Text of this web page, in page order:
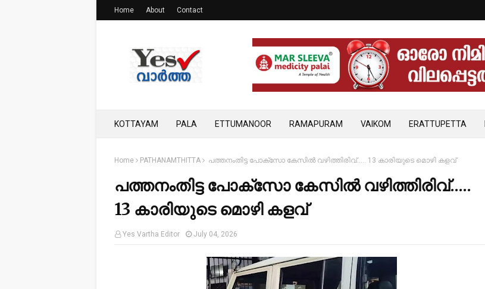
Home About Contact
KOTTAYAM PALA ETTUMANOOR RAMAPURAM VAIKOM ERATTUPETTA
Home PATHANAMTHITTA പത്തനംതിട്ട പോക്സോ കേസിൽ വഴിത്തിരിവ്..... 13 കാരിയുടെ മൊഴി കളവ്
പത്തനംതിട്ട പോക്സോ കേസിൽ വഴിത്തിരിവ്.....
13 കാരിയുടെ മൊഴി കളവ്
Yes Vartha Editor July 04, 2026